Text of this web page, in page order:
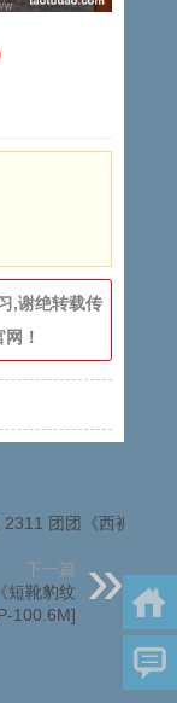
,谢绝转载传
！
团团《西裤里
下一篇
短靴豹纹
100.6M]